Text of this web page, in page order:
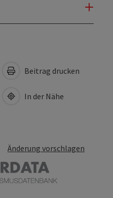
Beitrag drucken
In der Nähe
Änderung vorschlagen